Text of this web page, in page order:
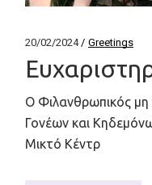
20/02/2024 Greetings
Ο Φιλανθρωπικός
Γονέων και
Μικτό Κέντρ